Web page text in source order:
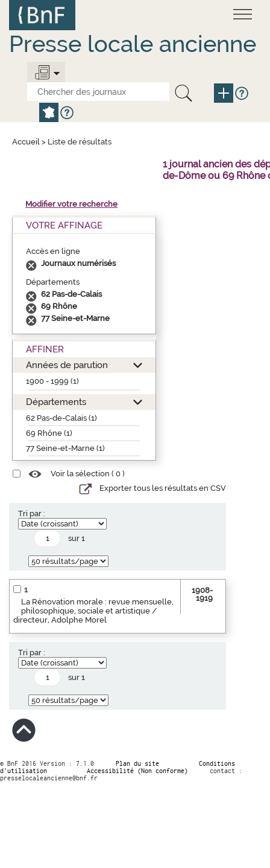
contenu
principal
Presse locale ancienne
Accueil > Liste de résultats
1 journal ancien des
de-Dôme ou 69 Rhône
Modifier votre recherche
VOTRE AFFINAGE
Accès en ligne
Journaux numérisés
Départements
62 Pas-de-Calais
69 Rhône
77 Seine-et-Marne
AFFINER
Années de parution
1900 - 1999 (1)
Départements
62 Pas-de-Calais (1)
69 Rhône (1)
77 Seine-et-Marne (1)
Voir la sélection ( 0 )
Exporter tous les résultats en CSV
Tri par :
sur 1
1
La Rénovation morale : revue mensuelle,
philosophique, sociale et artistique /
directeur, Adolphe Morel
1908-
1919
Tri par :
sur 1
© BnF 2016 Version : 7.1.0 Plan du site
Conditions
d’utilisation
Accessibilité (Non conforme)
contact :
presselocaleancienne@bnf.fr
Panneau de gestion des cookies